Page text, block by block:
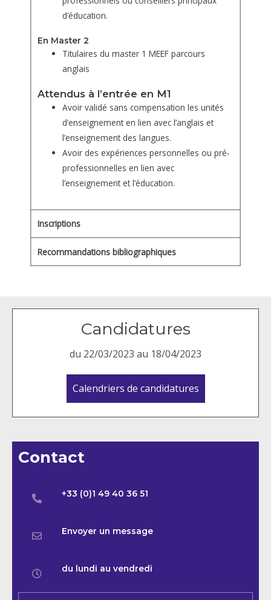
d’éducation.
En Master 2
Titulaires du master 1 MEEF parcours
anglais
Attendus à l’entrée en M1
Avoir validé sans compensation les unités
d’enseignement en lien avec l’anglais et
l’enseignement des langues.
Avoir des expériences personnelles ou pré-
professionnelles en lien avec
l’enseignement et l’éducation.
Inscriptions
Recommandations bibliographiques
Candidatures
du 22/03/2023 au 18/04/2023
Calendriers de candidatures
Contact
+33 (0)1 49 40 36 51
Envoyer un message
du lundi au vendredi